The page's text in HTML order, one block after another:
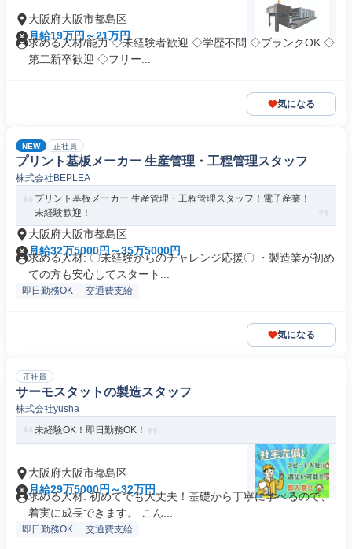
大阪府大阪市都島区
月給19万円～21万円
求める人材/能力 ◇未経験者歓迎 ◇学歴不問 ◇ブランクOK ◇
第二新卒歓迎 ◇フリー...
気になる
NEW 正社員
プリント基板メーカー 生産管理・工程管理スタッフ
株式会社BEPLEA
プリント基板メーカー 生産管理・工程管理スタッフ！電子産業！
未経験歓迎！
大阪府大阪市都島区
月給32万5000円～35万5000円
求める人材: 〇未経験からのチャレンジ応援〇 ・製造業が初め
ての方も安心してスタート...
即日勤務OK 交通費支給
気になる
正社員
サーモスタットの製造スタッフ
株式会社yusha
未経験OK！即日勤務OK！
大阪府大阪市都島区
月給29万5000円～32万円
求める人材: 初めてでも大丈夫！基礎から丁寧に学べるので、
着実に成長できます。 こん...
即日勤務OK 交通費支給